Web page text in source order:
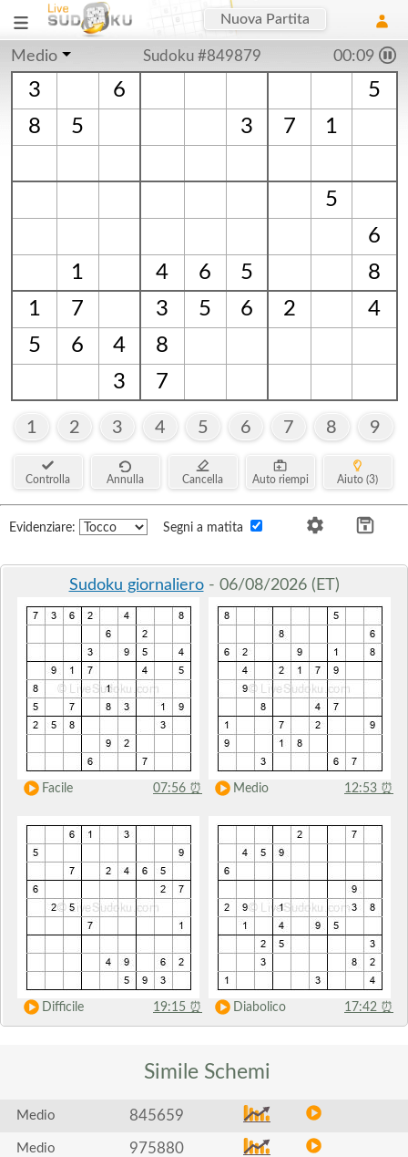
Nuova Partita
Medio Sudoku #849879 00:10
3 6
5
8
5 3 7 1
5
6
1
4 6 5
8
1
7 3 5 6 2
4
5
6 4
8
3
7
1 2 3 4 5 6 7 8 9
Controlla Annulla Cancella Auto riempi Aiuto (3)
Evidenziare: Segni a matita
Sudoku giornaliero- 06/08/2026 (ET)
Facile 07:56 ⏰ Medio 12:53 ⏰
Difficile 19:15 ⏰ Diabolico 17:42 ⏰
Simile Schemi
Medio 845659
Medio 975880